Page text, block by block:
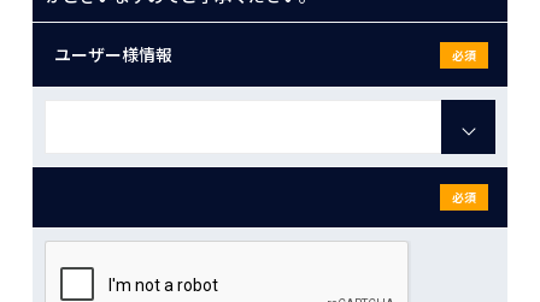
ユーザー様情報 必須
必須